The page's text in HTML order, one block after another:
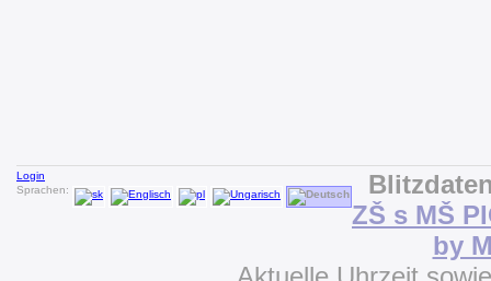
Login
Sprachen:
ZŠ s MŠ
by